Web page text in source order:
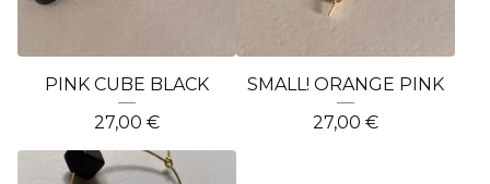
PINK CUBE BLACK
27,00 €
SMALL! ORANGE PINK
27,00 €